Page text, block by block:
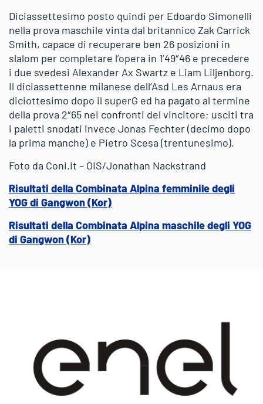
Diciassettesimo posto quindi per Edoardo Simonelli
nella prova maschile vinta dal britannico Zak Carrick
Smith, capace di recuperare ben 26 posizioni in
slalom per completare l’opera in 1’49″46 e precedere
i due svedesi Alexander Ax Swartz e Liam Liljenborg.
Il diciassettenne milanese dell’Asd Les Arnaus era
diciottesimo dopo il superG ed ha pagato al termine
della prova 2″65 nei confronti del vincitore; usciti tra
i paletti snodati invece Jonas Fechter (decimo dopo
la prima manche) e Pietro Scesa (trentunesimo).
Foto da Coni.it – OIS/Jonathan Nackstrand
Risultati della Combinata Alpina femminile degli
YOG di Gangwon (Kor)
Risultati della Combinata Alpina maschile degli YOG
di Gangwon (Kor)